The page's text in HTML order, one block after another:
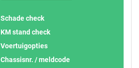
Schade check
KM stand check
Voertuigopties
Chassisnr. / meldcode